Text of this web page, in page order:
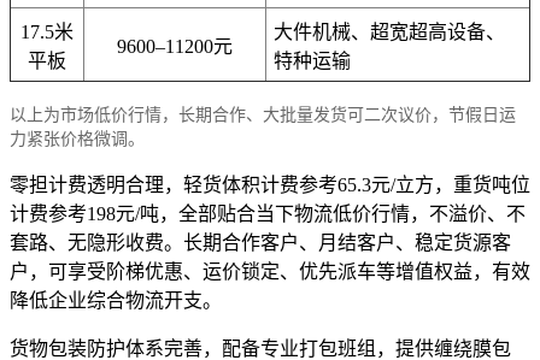
17.5米
平板
9600–11200元
大件机械、超宽超高设备、
特种运输
以上为市场低价行情，长期合作、大批量发货可二次议价，节假日运
力紧张价格微调。
零担计费透明合理，轻货体积计费参考65.3元/立方，重货吨位
计费参考198元/吨，全部贴合当下物流低价行情，不溢价、不
套路、无隐形收费。长期合作客户、月结客户、稳定货源客
户，可享受阶梯优惠、运价锁定、优先派车等增值权益，有效
降低企业综合物流开支。
货物包装防护体系完善，配备专业打包班组，提供缠绕膜包